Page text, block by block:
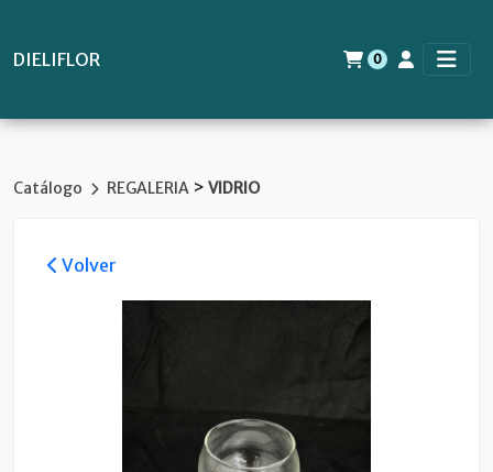
DIELIFLOR 0
Catálogo REGALERIA > VIDRIO
Volver